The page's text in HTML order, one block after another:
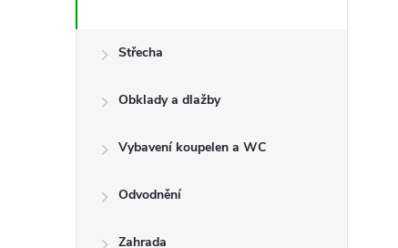
Střecha
Obklady a dlažby
Vybavení koupelen a WC
Odvodnění
Zahrada